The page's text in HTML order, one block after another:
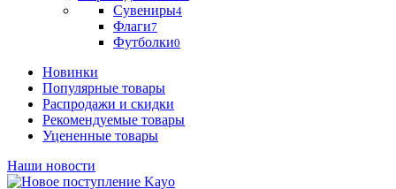
Сувениры4
Флаги7
Футболки0
Новинки
Популярные товары
Распродажи и скидки
Рекомендуемые товары
Уцененные товары
Наши новости